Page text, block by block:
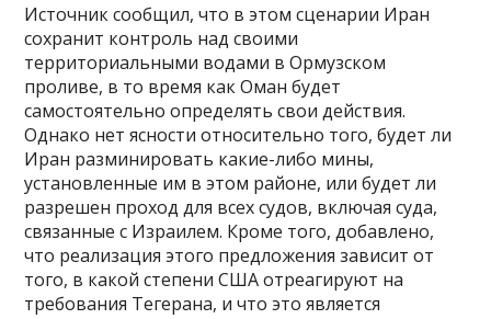
Источник сообщил, что в этом сценарии Иран
сохранит контроль над своими
территориальными водами в Ормузском
проливе, в то время как Оман будет
самостоятельно определять свои действия.
Однако нет ясности относительно того, будет ли
Иран разминировать какие-либо мины,
установленные им в этом районе, или будет ли
разрешен проход для всех судов, включая суда,
связанные с Израилем. Кроме того, добавлено,
что реализация этого предложения зависит от
того, в какой степени США отреагируют на
требования Тегерана, и что это является